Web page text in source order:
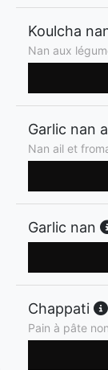
Koulcha
Nan aux
Garlic nan
Nan ail et
Garlic nan
Chappati
Pain à pâte